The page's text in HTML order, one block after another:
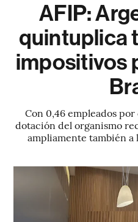
AFIP:
quintuplica
impositivos
Con 0,46 empleados
dotación del organismo
ampliamente también a